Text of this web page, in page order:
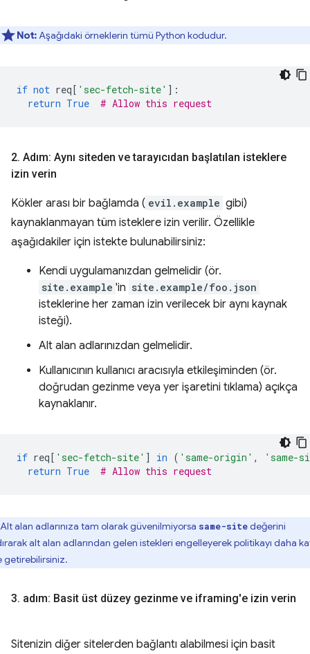
Not:Aşağıdaki örneklerin tümü Python kodudur.
if not req [ 'sec-fetch-site' ]:
return True # Allow this request
2. Adım: Aynı siteden ve tarayıcıdan başlatılan isteklere
izin verin
Kökler arası bir bağlamda ( evil.example gibi)
kaynaklanmayan tüm isteklere izin verilir. Özellikle
aşağıdakiler için istekte bulunabilirsiniz:
Kendi uygulamanızdan gelmelidir (ör.
site.example 'in site.example/foo.json
isteklerine her zaman izin verilecek bir aynı kaynak
isteği).
Alt alan adlarınızdan gelmelidir.
Kullanıcının kullanıcı aracısıyla etkileşiminden (ör.
doğrudan gezinme veya yer işaretini tıklama) açıkça
kaynaklanır.
if req [ 'sec-fetch-site' ] in ( 'same-origin' ,
'same-
return True # Allow this request
Alt alan adlarınıza tam olarak güvenilmiyorsa same-sitedeğerini
alt alan adlarından gelen istekleri engelleyerek politikayı daha
getirebilirsiniz.
3. adım: Basit üst düzey gezinme ve iframing'e izin verin
Sitenizin diğer sitelerden bağlantı alabilmesi için basit